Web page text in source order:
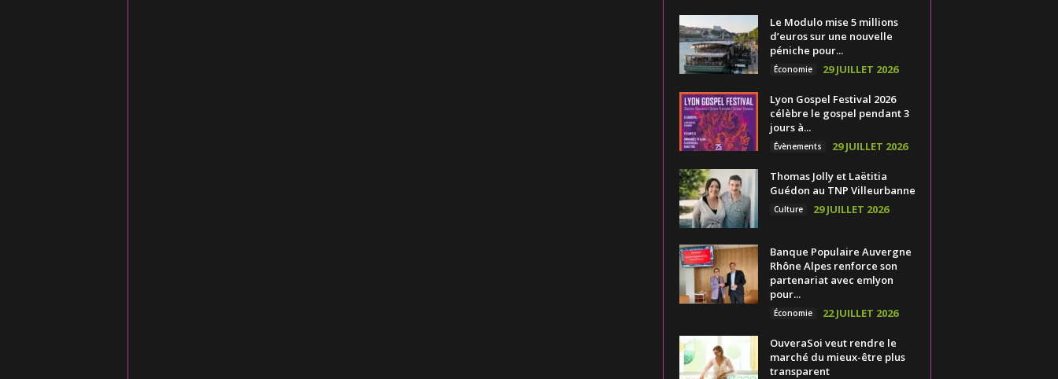
Le Modulo mise 5 millions
d’euros sur une nouvelle
péniche pour...
Économie 29 JUILLET 2026
Lyon Gospel Festival 2026
célèbre le gospel pendant 3
jours à...
Évènements 29 JUILLET 2026
Thomas Jolly et Laëtitia
Guédon au TNP Villeurbanne
Culture 29 JUILLET 2026
Banque Populaire Auvergne
Rhône Alpes renforce son
partenariat avec emlyon
pour...
Économie 22 JUILLET 2026
OuveraSoi veut rendre le
marché du mieux-être plus
transparent